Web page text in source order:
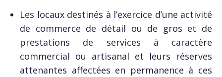
Les locaux destinés à l’exercice d’une activité
de commerce de détail ou de gros et de
prestations de services à caractère
commercial ou artisanal et leurs réserves
attenantes affectées en permanence à ces